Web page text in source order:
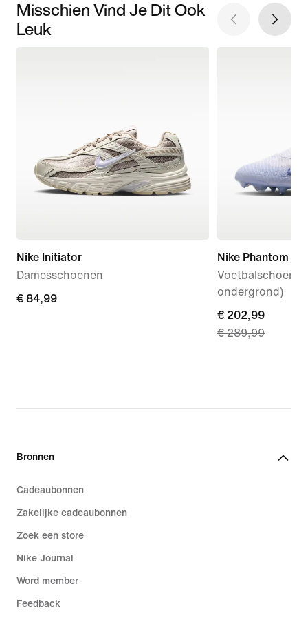
Misschien Vind Je Dit Ook
Leuk
Nike Initiator
Damesschoenen
€ 84,99
€ 84,99
Nike Phantom 6
ondergrond)
current
price
€ 289,99
€ 202,99
€ 289,99
Bronnen
Cadeaubonnen
Zakelijke cadeaubonnen
Zoek een store
Nike Journal
Word member
Feedback